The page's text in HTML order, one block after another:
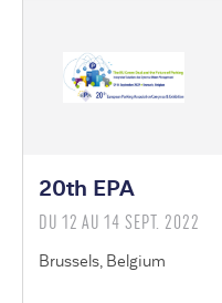
20th EPA
DU 12 AU 14 SEPT. 2022
Brussels, Belgium